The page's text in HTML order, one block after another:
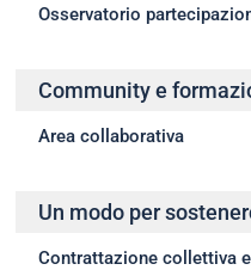
Osservatorio
Community e
Area collaborativa
Un modo per
Contrattazione collettiva